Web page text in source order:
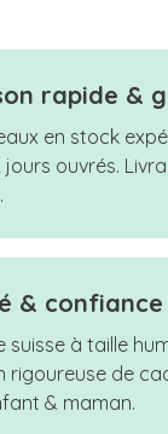
rapide &
en stock
jours ouvrés.
& confiance
suisse à taille
rigoureuse de
& maman.